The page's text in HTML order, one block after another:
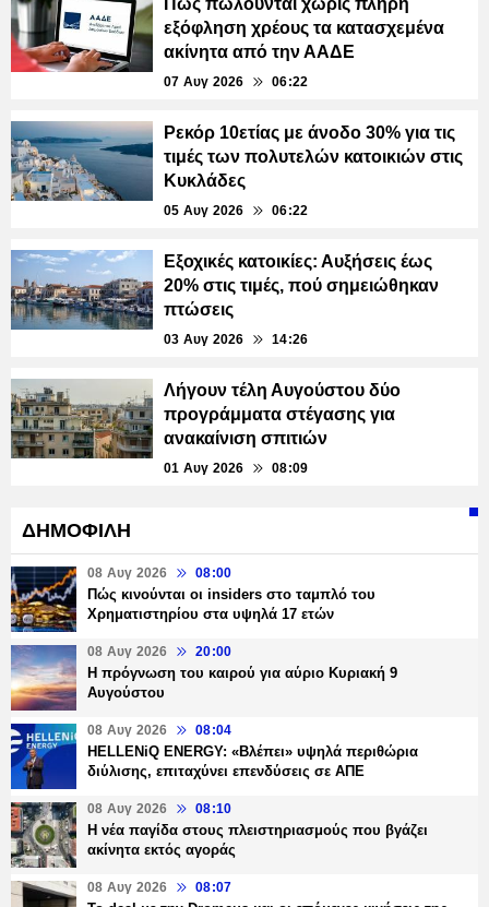
Πώς πωλούνται χωρίς πλήρη
εξόφληση χρέους τα κατασχεμένα
ακίνητα από την ΑΑΔΕ
07 Αυγ 2026 06:22
Ρεκόρ 10ετίας με άνοδο 30% για τις
τιμές των πολυτελών κατοικιών στις
Κυκλάδες
05 Αυγ 2026 06:22
Εξοχικές κατοικίες: Αυξήσεις έως
20% στις τιμές, πού σημειώθηκαν
πτώσεις
03 Αυγ 2026 14:26
Λήγουν τέλη Αυγούστου δύο
προγράμματα στέγασης για
ανακαίνιση σπιτιών
01 Αυγ 2026 08:09
ΔΗΜΟΦΙΛΗ
08 Αυγ 2026 08:00
Πώς κινούνται οι insiders στο ταμπλό του
Χρηματιστηρίου στα υψηλά 17 ετών
08 Αυγ 2026 20:00
Η πρόγνωση του καιρού για αύριο Κυριακή 9
Αυγούστου
08 Αυγ 2026 08:04
HELLENiQ ENERGY: «Βλέπει» υψηλά περιθώρια
διύλισης, επιταχύνει επενδύσεις σε ΑΠΕ
08 Αυγ 2026 08:10
Η νέα παγίδα στους πλειστηριασμούς που βγάζει
ακίνητα εκτός αγοράς
08 Αυγ 2026 08:07